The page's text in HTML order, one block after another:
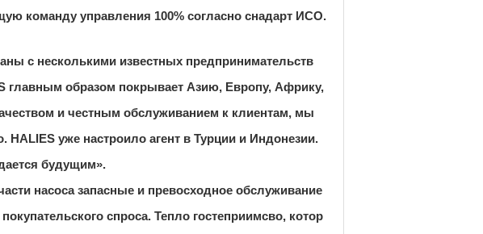
команду управления 100% согласно снадарт ИСО.
с несколькими известных предпринимательств
главным образом покрывает Азию, Европу, Африку,
и честным обслуживанием к клиентам, мы
уже настроило агент в Турции и Индонезии.
будущим».
насоса запасные и превосходное обслуживание
спроса. Тепло гостеприимсво, котор